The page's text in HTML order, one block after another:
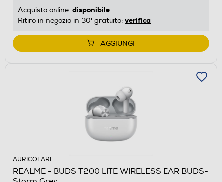
Acquisto online: disponibile
Ritiro in negozio in 30' gratuito: verifica
AGGIUNGI
AURICOLARI
REALME - BUDS T200 LITE WIRELESS EAR BUDS-